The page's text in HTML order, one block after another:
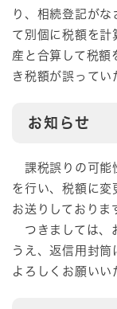
り、相続登記が
て別個に税額を計
産と合算して税額
き税額が誤ってい
お知らせ
課税誤りの可能
を行い、税額に変
お送りしておりま
つきましては、
うえ、返信用封筒
よろしくお願いい